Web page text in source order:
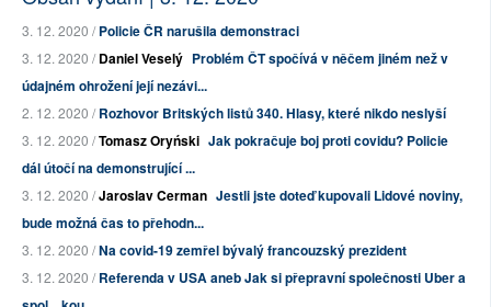
3. 12. 2020 /Policie ČR narušila demonstraci
3. 12. 2020 /Daniel Veselý Problém ČT spočívá v něčem jiném než v
údajném ohrožení její nezávi...
2. 12. 2020 /Rozhovor Britských listů 340. Hlasy, které nikdo neslyší
3. 12. 2020 /Tomasz Oryński Jak pokračuje boj proti covidu? Policie
dál útočí na demonstrující ...
3. 12. 2020 /Jaroslav Cerman Jestli jste doteď kupovali Lidové noviny,
bude možná čas to přehodn...
3. 12. 2020 /Na covid-19 zemřel bývalý francouzský prezident
3. 12. 2020 /Referenda v USA aneb Jak si přepravní společnosti Uber a